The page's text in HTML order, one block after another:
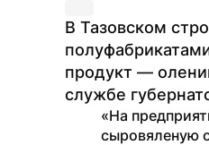
В Тазовском
продукт —
службе
«На
сыровяленую